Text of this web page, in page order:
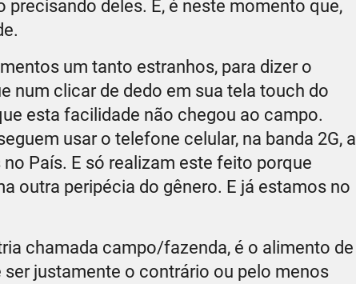
deles. E, é neste momento que,
um tanto estranhos, para dizer o
num clicar de dedo em sua tela touch do
esta facilidade não chegou ao campo.
usar o telefone celular, na banda 2G, a
País. E só realizam este feito porque
outra peripécia do gênero. E já estamos no
chamada campo/fazenda, é o alimento de
justamente o contrário ou pelo menos